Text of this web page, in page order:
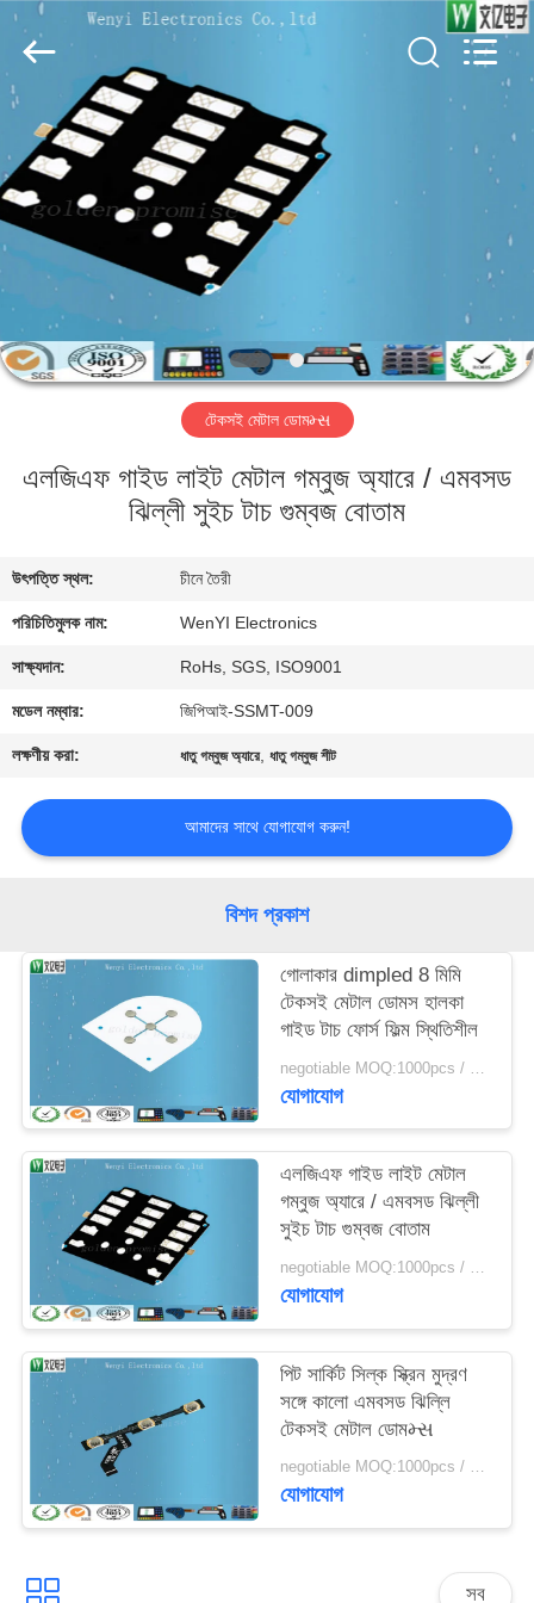
বাড়ি
পণ্য
আমাদের
সম্পর্কে
কারখানা
যোগাযোগ
করুন
উদ্ধৃতির
আবেদন
ম্যাপ
PRIVACY
POLICY
Jinyuanhang
Electronic
Technology
Co.,
All
Rights
Reserved.
টেকসই মেটাল ডোমમ્સ
এলজিএফ গাইড লাইট মেটাল গম্বুজ অ্যারে / এমবসড
ঝিল্লী সুইচ টাচ গুম্বজ বোতাম
উৎপত্তি স্থল: চীনে তৈরী
পরিচিতিমুলক নাম: WenYI Electronics
সাক্ষ্যদান: RoHs, SGS, ISO9001
মডেল নম্বার: জিপিআই-SSMT-009
লক্ষণীয় করা: ধাতু গম্বুজ অ্যারে,ধাতু গম্বুজ শীট
আমাদের সাথে যোগাযোগ করুন!
বিশদ প্রকাশ
গোলাকার dimpled 8 মিমি
টেকসই মেটাল ডোমস হালকা
গাইড টাচ ফোর্স ফিল্ম স্থিতিশীল
negotiable MOQ:1000pcs / অনেক
যোগাযোগ
এলজিএফ গাইড লাইট মেটাল
গম্বুজ অ্যারে / এমবসড ঝিল্লী
সুইচ টাচ গুম্বজ বোতাম
negotiable MOQ:1000pcs / অনেক
যোগাযোগ
পিট সার্কিট সিল্ক স্ক্রিন মুদ্রণ
সঙ্গে কালো এমবসড ঝিল্লি
টেকসই মেটাল ডোমમ્સ
negotiable MOQ:1000pcs / অনেক
যোগাযোগ
সব